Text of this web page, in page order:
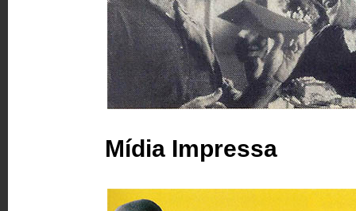
Mídia Impressa